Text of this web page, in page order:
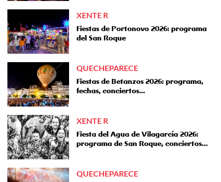
XENTE R
Fiestas de Portonovo 2026: programa
del San Roque
QUECHEPARECE
Fiestas de Betanzos 2026: programa,
fechas, conciertos...
XENTE R
Fiesta del Agua de Vilagarcía 2026:
programa de San Roque, conciertos…
QUECHEPARECE